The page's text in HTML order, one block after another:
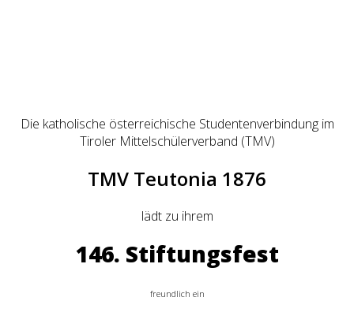
Die katholische österreichische Studentenverbindung im
Tiroler Mittelschülerverband (TMV)
TMV Teutonia 1876
lädt zu ihrem
146. Stiftungsfest
freundlich ein